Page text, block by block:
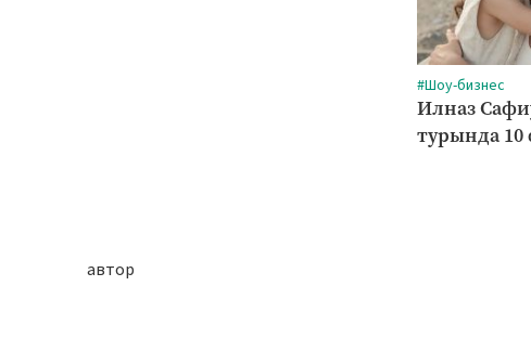
#Шоу-бизнес
Илназ
турында 10
автор